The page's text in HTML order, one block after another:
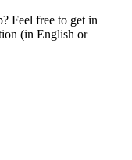
Feel free to get in
(in English or